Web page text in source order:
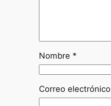
Nombre *
Correo electrónico